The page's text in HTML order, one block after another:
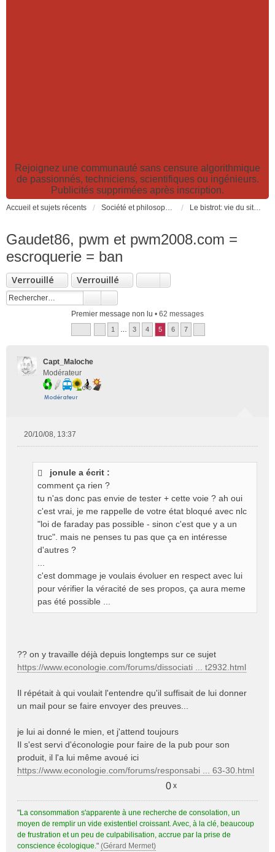
Rejoignez une communauté sans censure algorithmique
de passionnés, techniciens, scientifiques ou ingénieurs.
Publicités supprimées après inscription.
Accueil et sujets récents Société et philosophie. Sciences et technologies. Santé et prévention. Le bistrot: vie du site, loisirs et détente, humour et convivialité et Petites Annonces
Gaudet86, pwm et pwm2008.com =
escroquerie = ban
Verrouillé Verrouillé
Premier message non lu • 62 messages
1 3 4 5 6 7
Capt_Maloche
Modérateur
20/10/08, 13:37
jonule a écrit :
comment ça rien ?
tu n'as donc pas envie de tester + cette voie ? ah oui
c'est vrai, je me rappelle de votre état bloqué avec nlc
"loi de faraday pas possible - sinon c'est que y a un
truc". mais ne penses tu pas que ça en intéresse
d'autres ?
c'est dommage je voulais évoluer en respect avec lui
pour vérifier la véracité de ses propos, ça aura meme
pas été possible ...
?? on y travaille déjà depuis longtemps sur ce sujet
https://www.econologie.com/forums/dissociati ... t2932.html
Il répétait à qui voulait l'entendre qu'il suffisait de lui donner
un mail pour se faire envoyer des preuves...
je lui ai donné le mien, et j'attend toujours
Il s'est servi d'éconologie pour faire de la pub pour son
produit, il l'a lui même avoué ici
https://www.econologie.com/forums/responsabi ... 63-30.html
0 x
"La consommation s'apparente à une recherche de consolation, un
moyen de remplir un vide existentiel croissant. Avec, à la clé, beaucoup
de frustration et un peu de culpabilisation, accrue par la prise de
conscience écologique." (Gérard Mermet)